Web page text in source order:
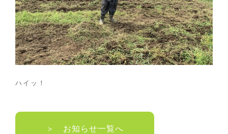
ハイッ！
＞ お知らせ一覧へ